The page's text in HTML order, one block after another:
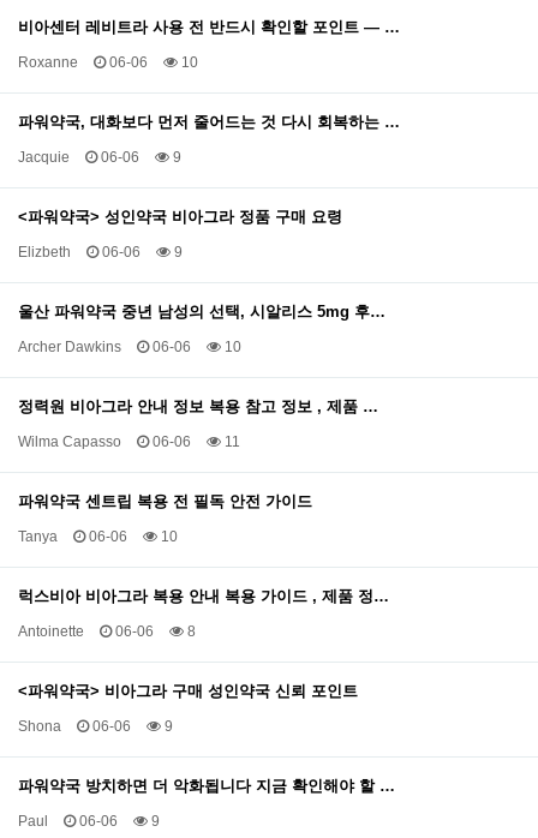
비아센터 레비트라 사용 전 반드시 확인할 포인트 — …
Roxanne 06-06 10
파워약국, 대화보다 먼저 줄어드는 것 다시 회복하는 …
Jacquie 06-06 9
<파워약국> 성인약국 비아그라 정품 구매 요령
Elizbeth 06-06 9
울산 파워약국 중년 남성의 선택, 시알리스 5mg 후…
Archer Dawkins 06-06 10
정력원 비아그라 안내 정보 복용 참고 정보 , 제품 …
Wilma Capasso 06-06 11
파워약국 센트립 복용 전 필독 안전 가이드
Tanya 06-06 10
럭스비아 비아그라 복용 안내 복용 가이드 , 제품 정…
Antoinette 06-06 8
<파워약국> 비아그라 구매 성인약국 신뢰 포인트
Shona 06-06 9
파워약국 방치하면 더 악화됩니다 지금 확인해야 할 …
Paul 06-06 9